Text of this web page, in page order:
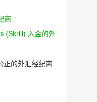
商
(Skrill) 入金的外
正的外汇经纪商